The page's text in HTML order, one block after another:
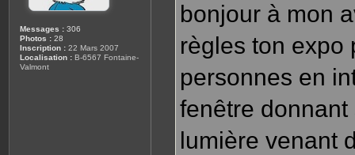
Messages : 306
Photos : 28
Inscription : 22 Mars 2007
Localisation : B-6567 Fontaine-
Valmont
bonjour à mon
règles ton expo
personnes en
fenêtre
lumière venant